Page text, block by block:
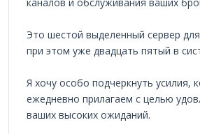
каналов и обслуживания ваших
Это шестой выделенный сервер
при этом уже двадцать пятый в
Я хочу особо подчеркнуть усилия,
ежедневно прилагаем с целью
ваших высоких ожиданий.